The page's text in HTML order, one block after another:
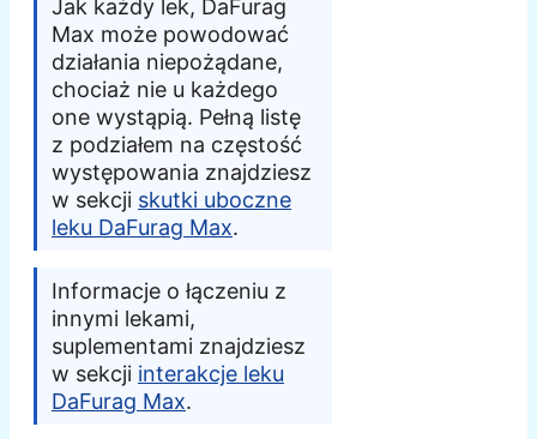
Jak każdy lek, DaFurag
Max może powodować
działania niepożądane,
chociaż nie u każdego
one wystąpią. Pełną listę
z podziałem na częstość
występowania znajdziesz
w sekcji skutki uboczne
leku DaFurag Max.
Informacje o łączeniu z
innymi lekami,
suplementami znajdziesz
w sekcji interakcje leku
DaFurag Max.